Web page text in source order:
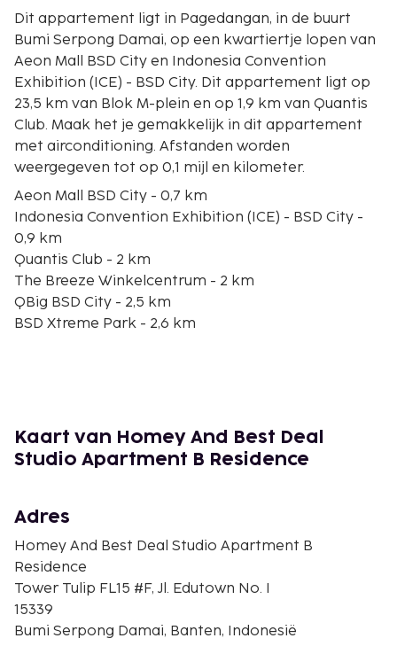
Dit appartement ligt in Pagedangan, in de buurt
Bumi Serpong Damai, op een kwartiertje lopen van
Aeon Mall BSD City en Indonesia Convention
Exhibition (ICE) - BSD City. Dit appartement ligt op
23,5 km van Blok M-plein en op 1,9 km van Quantis
Club. Maak het je gemakkelijk in dit appartement
met airconditioning. Afstanden worden
weergegeven tot op 0,1 mijl en kilometer.
Aeon Mall BSD City - 0,7 km
Indonesia Convention Exhibition (ICE) - BSD City -
0,9 km
Quantis Club - 2 km
The Breeze Winkelcentrum - 2 km
QBig BSD City - 2,5 km
BSD Xtreme Park - 2,6 km
Indonesia Convention Exhibition - 6,9 km
Pradita Institute - 7,1 km
Woof Avenue - 7,1 km
Universitas Multimedia Nusantara - 7,5 km
De dichtstbijgelegen grootste luchthavens zijn:
Jakarta (CGK-Soekarno-Hatta Intl.) - 40,4 km
Jakarta (HLP-Halim Perdanakusuma Intl.) - 53,2 km
De aanbevolen luchthaven voor dit appartement is
Jakarta (CGK-Soekarno-Hatta Intl.).
Kaart van Homey And Best Deal
Studio Apartment B Residence
Adres
Homey And Best Deal Studio Apartment B
Residence
Tower Tulip FL15 #F, Jl. Edutown No. I
15339
Bumi Serpong Damai, Banten, Indonesië